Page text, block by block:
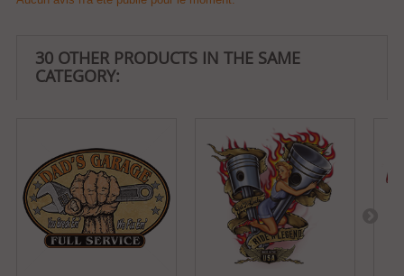
30 OTHER PRODUCTS IN THE SAME
CATEGORY: